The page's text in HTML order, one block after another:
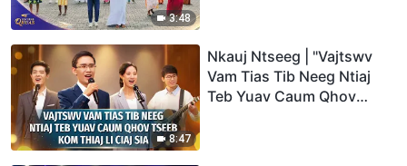
3:48
8:47
Nkauj Ntseeg | "Vajtswv
Vam Tias Tib Neeg Ntiaj
Teb Yuav Caum Qhov